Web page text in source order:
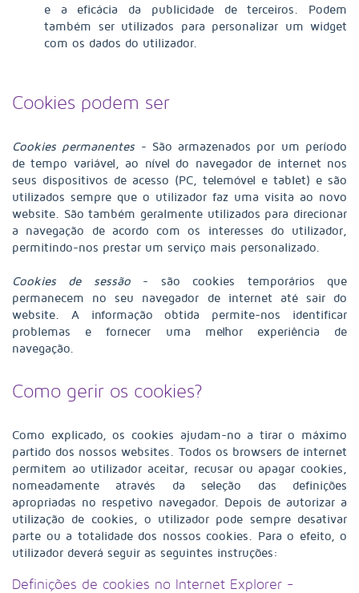
e a eficácia da publicidade de terceiros. Podem
também ser utilizados para personalizar um widget
com os dados do utilizador.
Cookies podem ser
Cookies permanentes - São armazenados por um período
de tempo variável, ao nível do navegador de internet nos
seus dispositivos de acesso (PC, telemóvel e tablet) e são
utilizados sempre que o utilizador faz uma visita ao novo
website. São também geralmente utilizados para direcionar
a navegação de acordo com os interesses do utilizador,
permitindo-nos prestar um serviço mais personalizado.
Cookies de sessão- são cookies temporários que
permanecem no seu navegador de internet até sair do
website. A informação obtida permite-nos identificar
problemas e fornecer uma melhor experiência de
navegação.
Como gerir os cookies?
Como explicado, os cookies ajudam-no a tirar o máximo
partido dos nossos websites. Todos os browsers de internet
permitem ao utilizador aceitar, recusar ou apagar cookies,
nomeadamente através da seleção das definições
apropriadas no respetivo navegador. Depois de autorizar a
utilização de cookies, o utilizador pode sempre desativar
parte ou a totalidade dos nossos cookies. Para o efeito, o
utilizador deverá seguir as seguintes instruções:
Definições de cookies no Internet Explorer -